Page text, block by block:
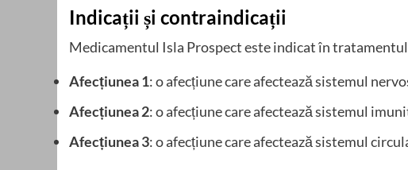
Indicații și contraindicații
Medicamentul Isla Prospect este indicat în
Afecțiunea 1: o afecțiune care afectează sistemul
Afecțiunea 2: o afecțiune care afectează sistemul
Afecțiunea 3: o afecțiune care afectează sistemul